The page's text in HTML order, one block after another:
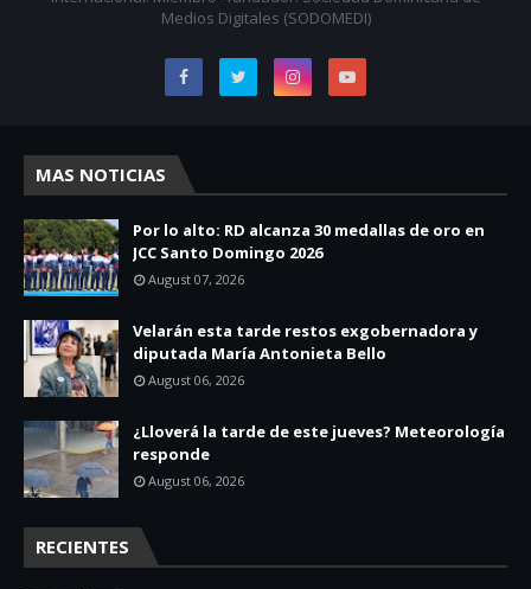
Medios Digitales (SODOMEDI)
MAS NOTICIAS
Por lo alto: RD alcanza 30 medallas de oro en
JCC Santo Domingo 2026
August 07, 2026
Velarán esta tarde restos exgobernadora y
diputada María Antonieta Bello
August 06, 2026
¿Lloverá la tarde de este jueves? Meteorología
responde
August 06, 2026
RECIENTES